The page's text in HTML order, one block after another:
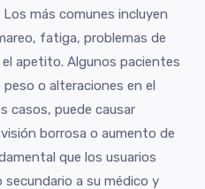
más comunes incluyen
fatiga, problemas de
apetito. Algunos pacientes
o alteraciones en el
casos, puede causar
borrosa o aumento de
que los usuarios
a su médico y